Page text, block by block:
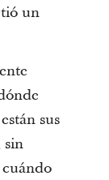
un
sus
sin